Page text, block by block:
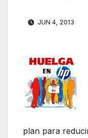
JUN 4, 2013
plan para